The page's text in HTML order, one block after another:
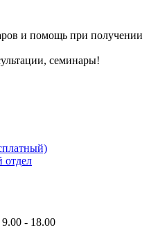
и помощь при получении
семинары!
отдел
- 18.00